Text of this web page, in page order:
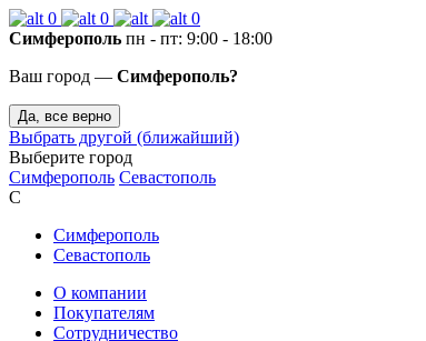
0 0
0
Симферополь пн - пт: 9:00 - 18:00
Ваш город — Симферополь?
Да, все верно
Выбрать другой (ближайший)
Выберите город
Симферополь Севастополь
С
Симферополь
Севастополь
О компании
Покупателям
Сотрудничество